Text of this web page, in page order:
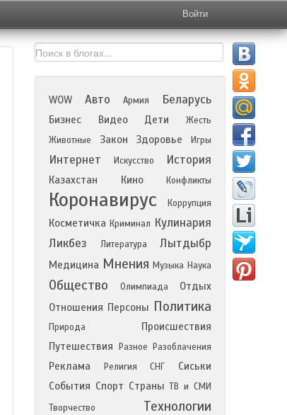
Войти
WOW Авто Армия Беларусь
Бизнес Видео Дети
Жесть
Животные
Закон Здоровье Игры
Интернет Искусство История
Казахстан Кино Конфликты
Коронавирус Коррупция
Косметичка Криминал Кулинария
Ликбез
Литература Лытдыбр
Медицина Мнения Музыка Наука
Общество Олимпиада
Отдых
Отношения Персоны Политика
Природа
Происшествия
Путешествия
Разное Разоблачения
Реклама Религия СНГ
Сиськи
События Спорт Страны ТВ и СМИ
Творчество
Технологии